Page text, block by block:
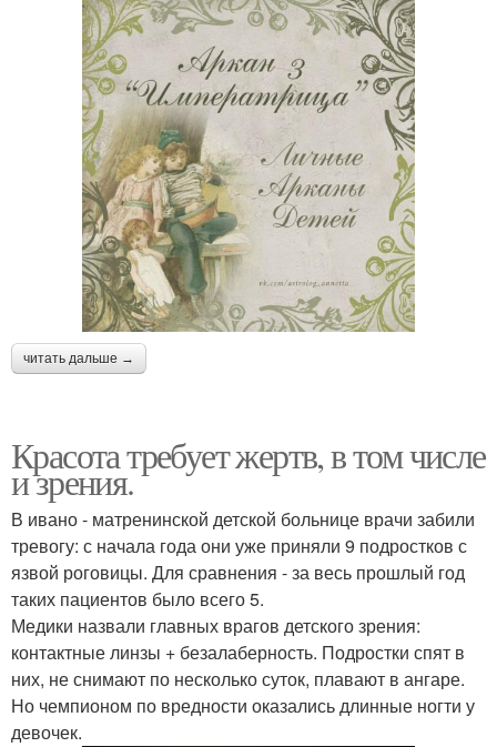
читать дальше →
Красота требует жертв, в том числе
и зрения.
В ивано - матренинской детской больнице врачи забили
тревогу: с начала года они уже приняли 9 подростков с
язвой роговицы. Для сравнения - за весь прошлый год
таких пациентов было всего 5.
Медики назвали главных врагов детского зрения:
контактные линзы + безалаберность. Подростки спят в
них, не снимают по несколько суток, плавают в ангаре.
Но чемпионом по вредности оказались длинные ногти у
девочек.